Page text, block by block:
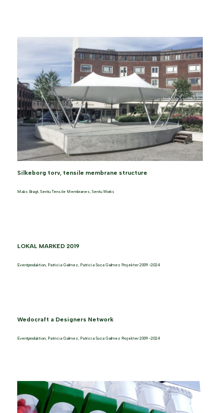
Silkeborg torv, tensile membrane structure
Maks Bragt, Sentu Tensile Membranes, Sentu Works
LOKAL MARKED 2019
Eventproduktion, Patricia Galmez, Patricia Soza Galmez Projekter 2009 -2024
Wedocraft a Designers Network
Eventproduktion, Patricia Galmez, Patricia Soza Galmez Projekter 2009 -2024